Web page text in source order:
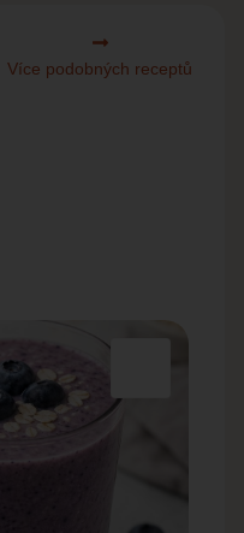
Více podobných receptů